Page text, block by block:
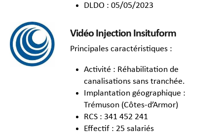
DLDO : 05/05/2023
Vidéo Injection Insituform
Principales caractéristiques :
Activité : Réhabilitation de
canalisations sans tranchée.
Implantation géographique :
Trémuson (Côtes-d’Armor)
RCS : 341 452 241
Effectif : 25 salariés